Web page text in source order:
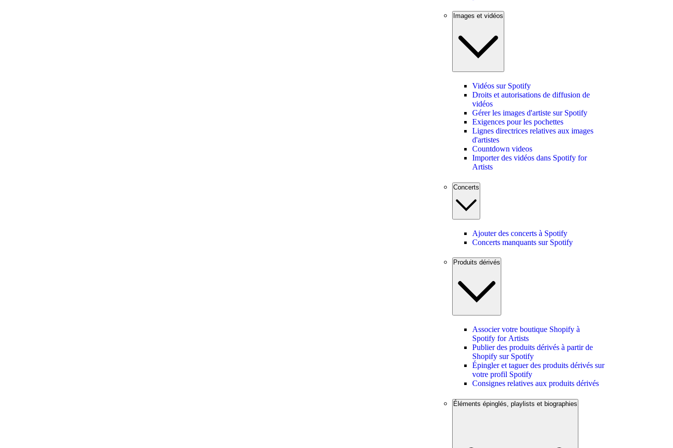
Images et vidéos
Vidéos sur Spotify
Droits et autorisations de diffusion de
vidéos
Gérer les images d'artiste sur Spotify
Exigences pour les pochettes
Lignes directrices relatives aux images
d'artistes
Countdown videos
Importer des vidéos dans Spotify for
Artists
Concerts
Ajouter des concerts à Spotify
Concerts manquants sur Spotify
Produits dérivés
Associer votre boutique Shopify à
Spotify for Artists
Publier des produits dérivés à partir de
Shopify sur Spotify
Épingler et taguer des produits dérivés sur
votre profil Spotify
Consignes relatives aux produits dérivés
Éléments épinglés, playlists et biographies